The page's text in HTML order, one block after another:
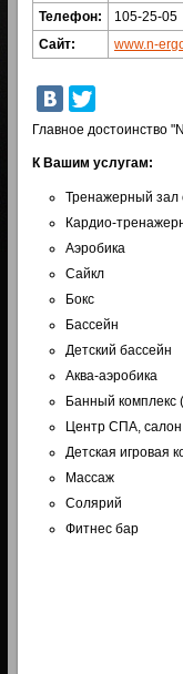
Телефон:
105-25-05
Сайт:
www.n-
Главное достоинство
К Вашим услугам:
Тренажерный зал
Кардио-
Аэробика
Сайкл
Бокс
Бассейн
Детский бассейн
Аква-аэробика
Банный комплекс
Центр СПА, салон
Детская игровая
Массаж
Солярий
Фитнес бар